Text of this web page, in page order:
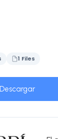
1 Files
Descargar